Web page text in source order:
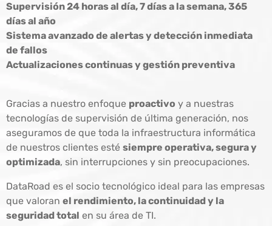
Supervisión 24 horas al día, 7 días a la semana, 365
días al año
Sistema avanzado de alertas y detección inmediata
de fallos
Actualizaciones continuas y gestión preventiva
Gracias a nuestro enfoque proactivo y a nuestras
tecnologías de supervisión de última generación, nos
aseguramos de que toda la infraestructura informática
de nuestros clientes esté siempre operativa, segura y
optimizada, sin interrupciones y sin preocupaciones.
DataRoad es el socio tecnológico ideal para las empresas
que valoran el rendimiento, la continuidad y la
seguridad total en su área de TI.